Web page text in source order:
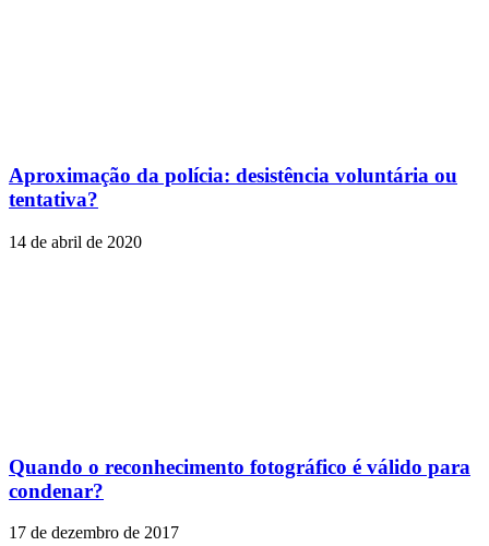
Aproximação da polícia: desistência voluntária ou
tentativa?
14 de abril de 2020
Quando o reconhecimento fotográfico é válido para
condenar?
17 de dezembro de 2017